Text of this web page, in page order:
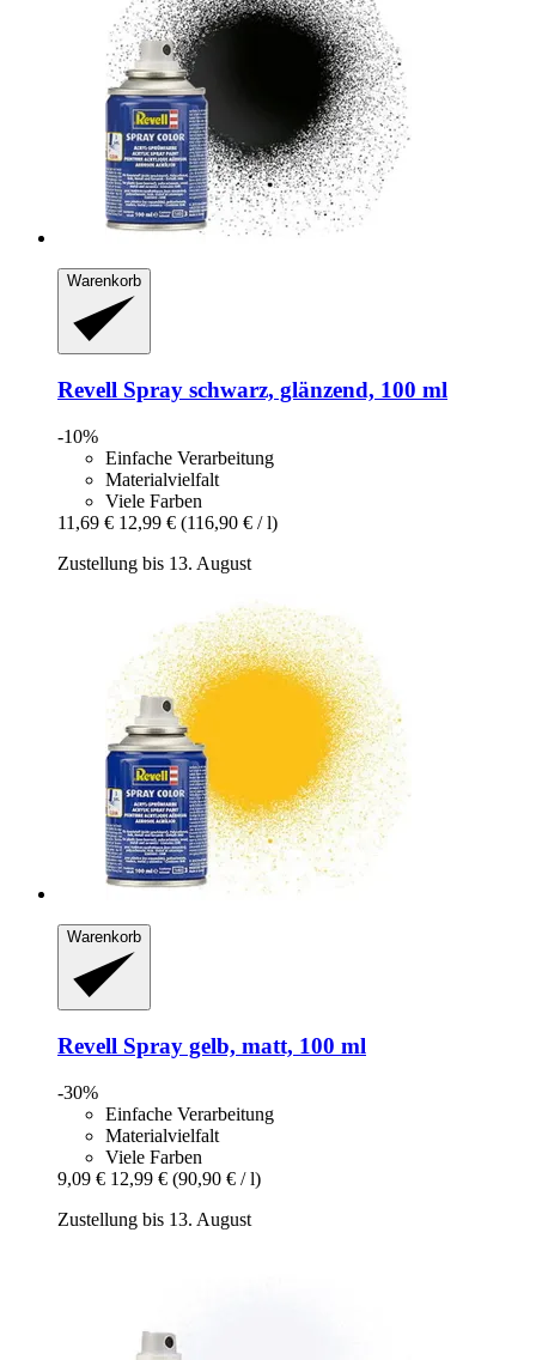
Warenkorb
Revell Spray schwarz, glänzend, 100 ml
-10%
Einfache Verarbeitung
Materialvielfalt
Viele Farben
11,69 € 12,99 € (116,90 € / l)
Zustellung bis 13. August
Warenkorb
Revell Spray gelb, matt, 100 ml
-30%
Einfache Verarbeitung
Materialvielfalt
Viele Farben
9,09 € 12,99 € (90,90 € / l)
Zustellung bis 13. August